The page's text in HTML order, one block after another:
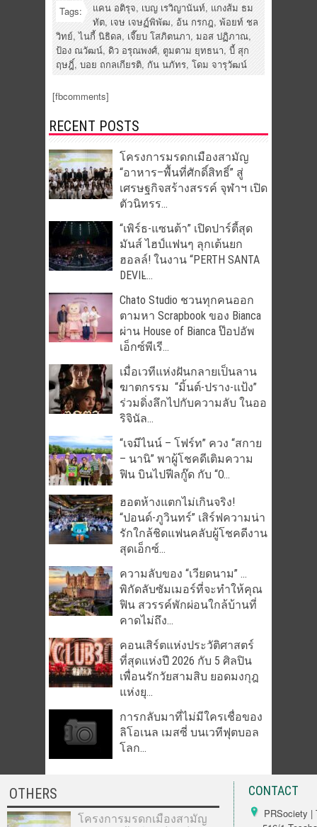
Tags: แคน อติรุจ, เบญ เรวิญานันท์, แกงส้ม ธม
ทัต, เจษ เจษฏ์พิพัฒ, อ้น กรกฎ, พ้อยท์ ชล
วิทย์,ไนกี้ นิธิดล, เจี๊ยบ โสภิตนภา, มอส ปฏิภาณ,
ป้อง ณวัฒน์, ดิว อรุณพงศ์, ตูมตาม ยุทธนา, บี้ สุก
ฤษฎิ์, บอย ถกลเกียรติ, กัน นภัทร, โดม จารุวัฒน์
[fbcomments]
RECENT POSTS
โครงการมรดกเมืองสามัญ
“อาหาร–พื้นที่ศักดิ์สิทธิ์” สู่
เศรษฐกิจสร้างสรรค์ จุฬาฯ เปิด
ตัวนิทรร...
“เพิร์ธ-แซนต้า” เปิดปาร์ตี้สุด
มันส์ ไฮป์แฟนๆ ลุกเต้นยก
ฮอลล์! ในงาน “PERTH SANTA
DEVIL̵...
Chato Studio ชวนทุกคนออก
ตามหา Scrapbook ของ Bianca
ผ่าน House of Bianca ป๊อปอัพ
เอ็กซ์พีเรี...
เมื่อเวทีแห่งฝันกลายเป็นลาน
ฆาตกรรม “มิ้นต์-ปราง-แป้ง”
ร่วมดิ่งลึกไปกับความลับ ในออ
ริจินัล...
“เจมีไนน์ – โฟร์ท” ควง “สกาย
– นานิ” พาผู้โชคดีเติมความ
ฟิน บินไปฟีลกู๊ด กับ “O...
ฮอตห้างแตกไม่เกินจริง!
“ปอนด์-ภูวินทร์” เสิร์ฟความน่า
รักใกล้ชิดแฟนคลับผู้โชคดีงาน
สุดเอ็กซ์...
ความลับของ “เวียดนาม” …
พิกัดลับซัมเมอร์ที่จะทำให้คุณ
ฟิน สวรรค์พักผ่อนใกล้บ้านที่
คาดไม่ถึง...
คอนเสิร์ตแห่งประวัติศาสตร์
ที่สุดแห่งปี 2026 กับ 5 ศิลปิน
เพื่อนรักวัยสามสิบ ยอดมงกุฎ
แห่งยุ...
การกลับมาที่ไม่มีใครเชื่อของ
ลิโอเนล เมสซี่ บนเวทีฟุตบอล
โลก...
OTHERS
โครงการมรดกเมืองสามัญ
CONTACT
PRSociety |